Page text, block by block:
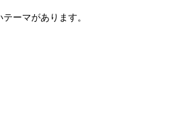
ーマがあります。